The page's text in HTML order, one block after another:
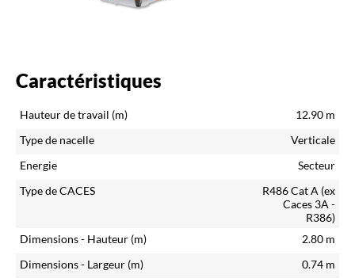
Caractéristiques
Hauteur de travail (m) 12.90 m
Type de nacelle
Verticale
Energie
Secteur
Type de CACES
R486 Cat A (ex
Caces 3A -
R386)
Dimensions - Hauteur (m)
2.80 m
Dimensions - Largeur (m)
0.74 m